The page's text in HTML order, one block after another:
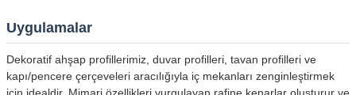
Uygulamalar
Dekoratif ahşap profillerimiz, duvar profilleri, tavan profilleri ve
kapı/pencere çerçeveleri aracılığıyla iç mekanları zenginleştirmek